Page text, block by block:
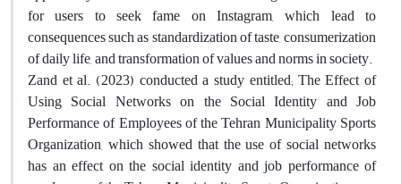
for users to seek fame on Instagram, which lead to
consequences such as standardization of taste, consumerization
of daily life, and transformation of values ​​and norms in society.
Zand et al. (2023) conducted a study entitled; The Effect of
Using Social Networks on the Social Identity and Job
Performance of Employees of the Tehran Municipality Sports
Organization, which showed that the use of social networks
has an effect on the social identity and job performance of